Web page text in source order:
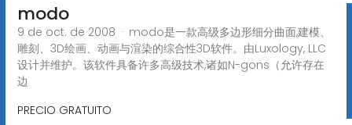
modo
9 de oct. de 2008 · modo是一款高级多边形细分曲面,建模、
雕刻、3D绘画、动画与渲染的综合性3D软件。由Luxology, LLC
设计并维护。该软件具备许多高级技术,诸如N-gons（允许存在
边
PRECIO GRATUITO